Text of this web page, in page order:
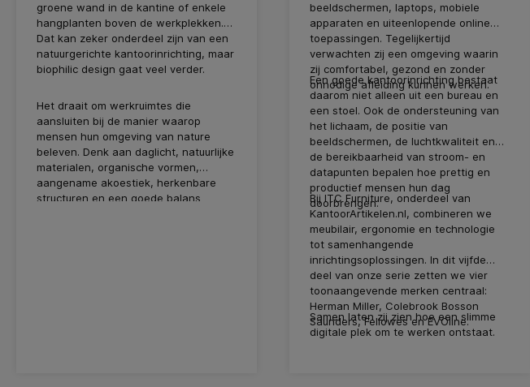
groene wand in de kantine of enkele
hangplanten boven de werkplekken.
Dat kan zeker onderdeel zijn van een
natuurgerichte kantoorinrichting, maar
biophilic design gaat veel verder.
Het draait om werkruimtes die
aansluiten bij de manier waarop
mensen hun omgeving van nature
beleven. Denk aan daglicht, natuurlijke
materialen, organische vormen,
aangename akoestiek, herkenbare
structuren en een goede balans
beeldschermen, laptops, mobiele
apparaten en uiteenlopende online
toepassingen. Tegelijkertijd
verwachten zij een omgeving waarin
zij comfortabel, gezond en zonder
onnodige afleiding kunnen werken.
Een goede kantoorinrichting bestaat
daarom niet alleen uit een bureau en
een stoel. Ook de ondersteuning van
het lichaam, de positie van
beeldschermen, de luchtkwaliteit en
de bereikbaarheid van stroom- en
datapunten bepalen hoe prettig en
productief mensen hun dag
doorbrengen.
Bij ITC Furniture, onderdeel van
KantoorArtikelen.nl, combineren we
meubilair, ergonomie en technologie
tot samenhangende
inrichtingsoplossingen. In dit vijfde
deel van onze serie zetten we vier
toonaangevende merken centraal:
Herman Miller, Colebrook Bosson
Saunders, Fellowes en EVOline.
Samen laten zij zien hoe een slimme
digitale plek om te werken ontstaat.